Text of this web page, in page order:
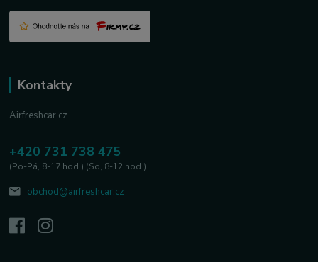
Kontakty
Airfreshcar.cz
+420 731 738 475
(Po-Pá, 8-17 hod.) (So, 8-12 hod.)
obchod@airfreshcar.cz